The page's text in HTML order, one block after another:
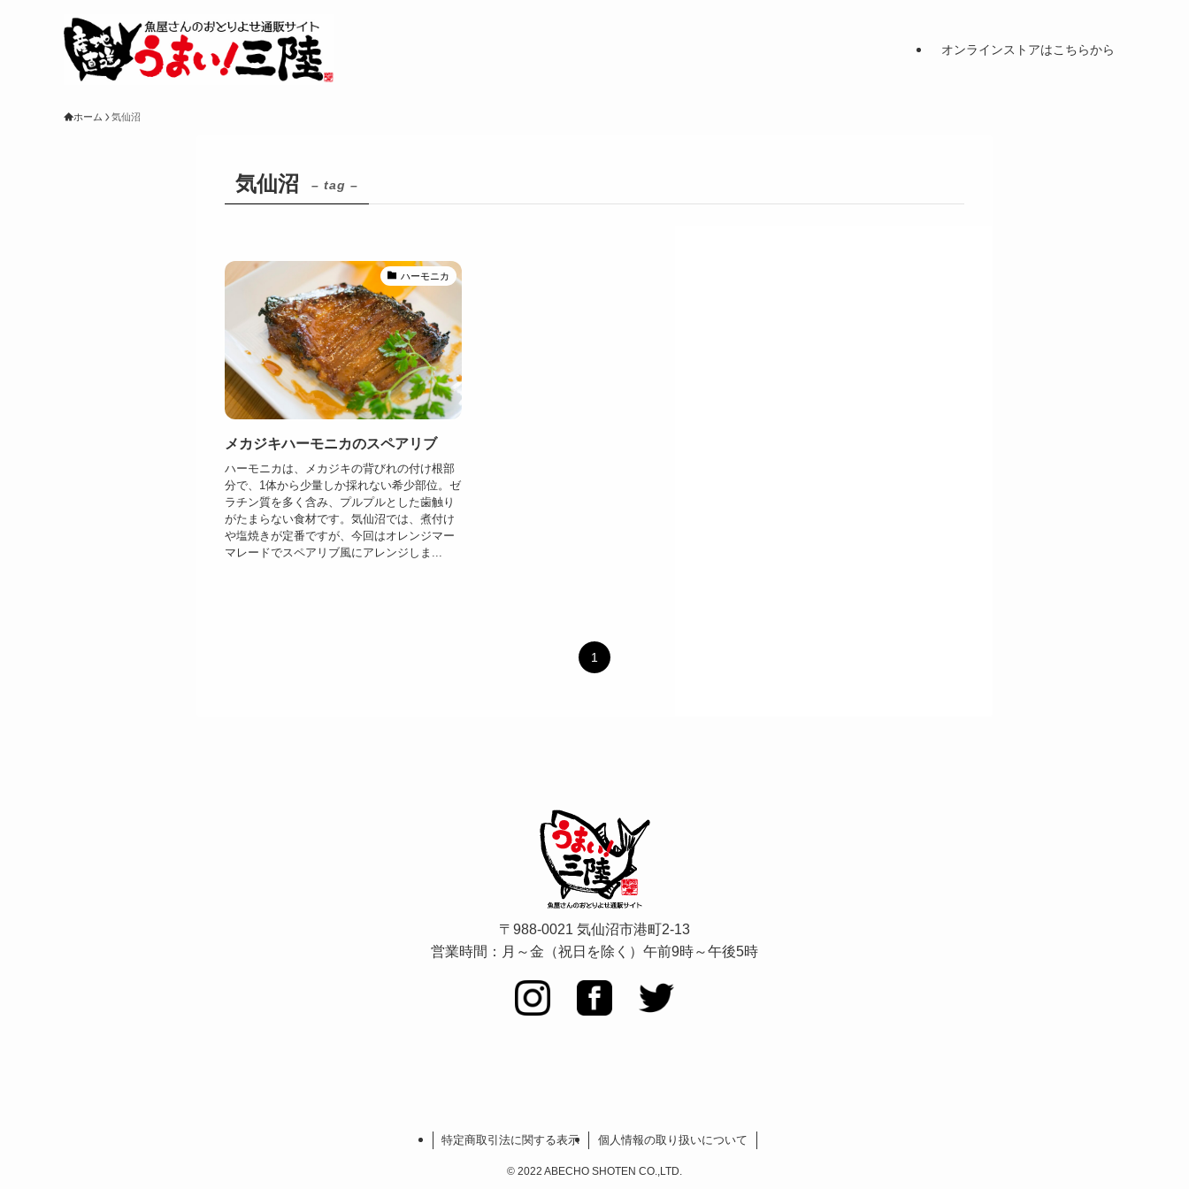
オンラインストアはこちらから
ホーム 気仙沼
気仙沼 – tag –
ハーモニカ
メカジキハーモニカのスペアリブ
ハーモニカは、メカジキの背びれの付け根部
分で、1体から少量しか採れない希少部位。ゼ
ラチン質を多く含み、プルプルとした歯触り
がたまらない食材です。気仙沼では、煮付け
や塩焼きが定番ですが、今回はオレンジマー
マレードでスペアリブ風にアレンジしま...
1
〒988-0021 気仙沼市港町2-13
営業時間：月～金（祝日を除く） 午前9時～午後5時
特定商取引法に関する表示 個人情報の取り扱いについて
© 2022 ABECHO SHOTEN CO.,LTD.